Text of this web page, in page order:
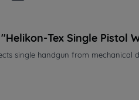
Tex Single Pistol
single handgun from